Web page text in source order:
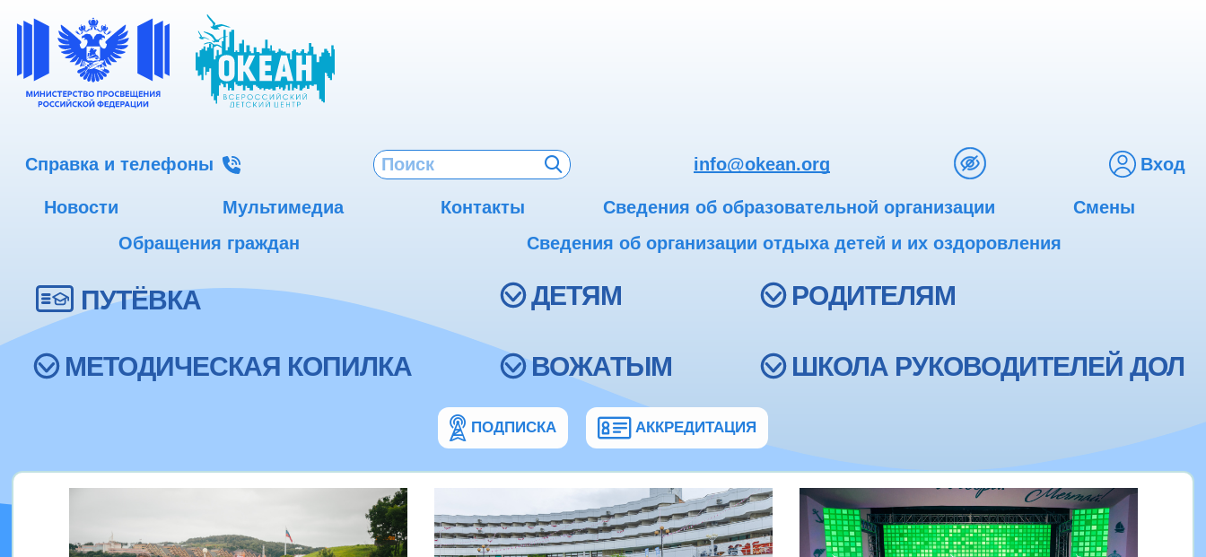
Справка и телефоны info@okean.org Вход
Новости Мультимедиа Контакты Сведения об образовательной организации
Смены
Обращения граждан
Сведения об организации отдыха детей и их оздоровления
ПУТЁВКА ДЕТЯМ РОДИТЕЛЯМ
МЕТОДИЧЕСКАЯ КОПИЛКА ВОЖАТЫМ ШКОЛА РУКОВОДИТЕЛЕЙ ДОЛ
ПОДПИСКА АККРЕДИТАЦИЯ